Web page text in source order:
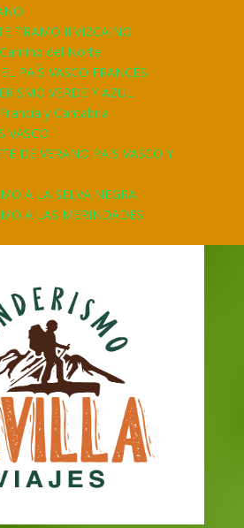
TRAMO II VIZCAINO
del Norte
PAÍS VASCO FRANCÉS
VERDE Y AZUL
y Cantabria
VASCO
DE VERANO PAIS VASCO Y
A LA SELVA NEGRA
A LAS MERINDADES